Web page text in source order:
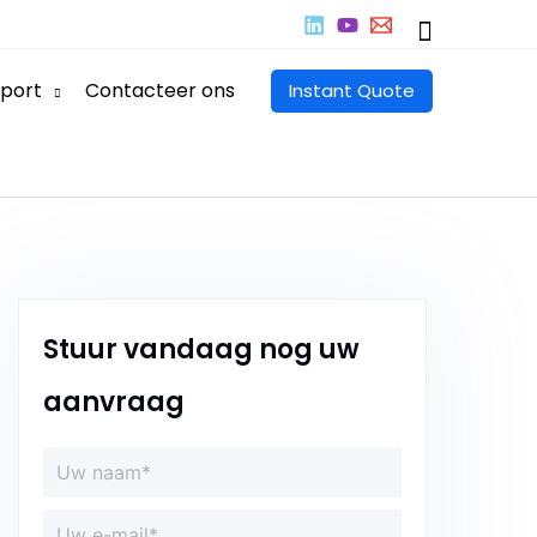
Zoeken
Contacteer ons Instant Quote
Stuur vandaag nog uw
aanvraag